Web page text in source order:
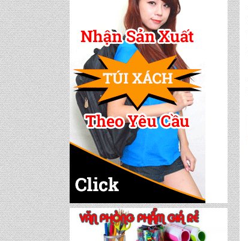
CẶP HỌC SINH MS:
TN 5014
CẶP HỌC SINH MS:
TN 5008
CẶP HỌC SINH MS:
TN 5017